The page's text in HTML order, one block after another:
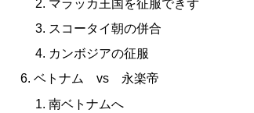
マラッカ王国を征服できず
スコータイ朝の併合
カンボジアの征服
ベトナム vs 永楽帝
南ベトナムへ